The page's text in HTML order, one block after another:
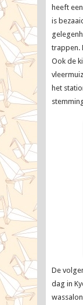
heeft
is
trappen.
Ook de
het
De
dag in